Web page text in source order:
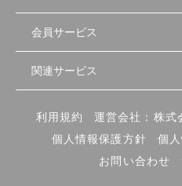
セミナー情報
セミナー動画
物件を探す
首都圏
北海道
先輩開業者の声
開業・経営に関する記事
編集ポリシー
業態別の開業方法
店舗運営
物件
内装・設備
食材・仕入れ
会員サービス
会員登録
ログイン
関連サービス
飲食店サクセスガイド（外部
利用規約 運営会社：株式
個人情報保護方針
個
お問い合わせ